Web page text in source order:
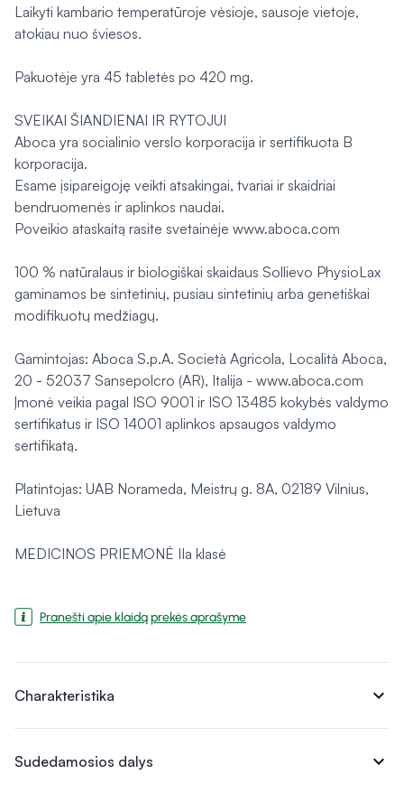
Laikyti kambario temperatūroje vėsioje, sausoje vietoje,
atokiau nuo šviesos.
Pakuotėje yra 45 tabletės po 420 mg.
SVEIKAI ŠIANDIENAI IR RYTOJUI
Aboca yra socialinio verslo korporacija ir sertifikuota B
korporacija.
Esame įsipareigoję veikti atsakingai, tvariai ir skaidriai
bendruomenės ir aplinkos naudai.
Poveikio ataskaitą rasite svetainėje www.aboca.com
100 % natūralaus ir biologiškai skaidaus Sollievo PhysioLax
gaminamos be sintetinių, pusiau sintetinių arba genetiškai
modifikuotų medžiagų.
Gamintojas: Aboca S.p.A. Società Agricola, Località Aboca,
20 - 52037 Sansepolcro (AR), Italija - www.aboca.com
Įmonė veikia pagal ISO 9001 ir ISO 13485 kokybės valdymo
sertifikatus ir ISO 14001 aplinkos apsaugos valdymo
sertifikatą.
Platintojas: UAB Norameda, Meistrų g. 8A, 02189 Vilnius,
Lietuva
MEDICINOS PRIEMONĖ IIa klasė
Pranešti apie klaidą prekės aprašyme
Charakteristika expand_more
Sudedamosios dalys expand_more